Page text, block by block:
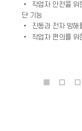
• 작업자 안전을
단 기능
• 진동과 전자 방해
• 작업자 편의를 위